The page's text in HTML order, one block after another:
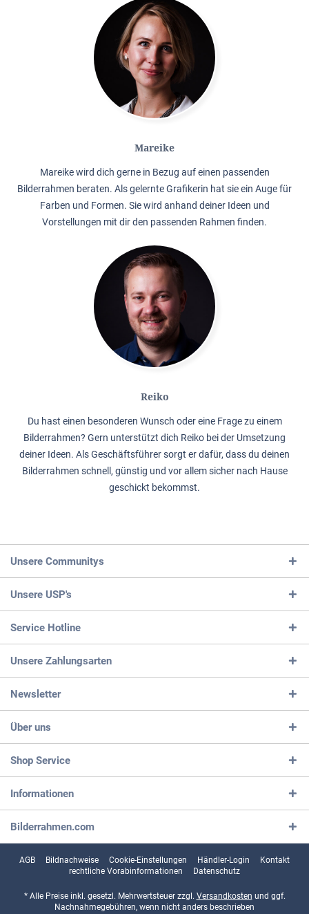
Mareike
Mareike wird dich gerne in Bezug auf einen passenden
Bilderrahmen beraten. Als gelernte Grafikerin hat sie ein Auge für
Farben und Formen. Sie wird anhand deiner Ideen und
Vorstellungen mit dir den passenden Rahmen finden.
Reiko
Du hast einen besonderen Wunsch oder eine Frage zu einem
Bilderrahmen? Gern unterstützt dich Reiko bei der Umsetzung
deiner Ideen. Als Geschäftsführer sorgt er dafür, dass du deinen
Bilderrahmen schnell, günstig und vor allem sicher nach Hause
geschickt bekommst.
Unsere Communitys
Unsere USP's
Service Hotline
Unsere Zahlungsarten
Newsletter
Über uns
Shop Service
Informationen
Bilderrahmen.com
AGB Bildnachweise Cookie-Einstellungen Händler-Login
Kontakt
rechtliche Vorabinformationen
Datenschutz
* Alle Preise inkl. gesetzl. Mehrwertsteuer zzgl. Versandkosten und ggf.
Nachnahmegebühren, wenn nicht anders beschrieben